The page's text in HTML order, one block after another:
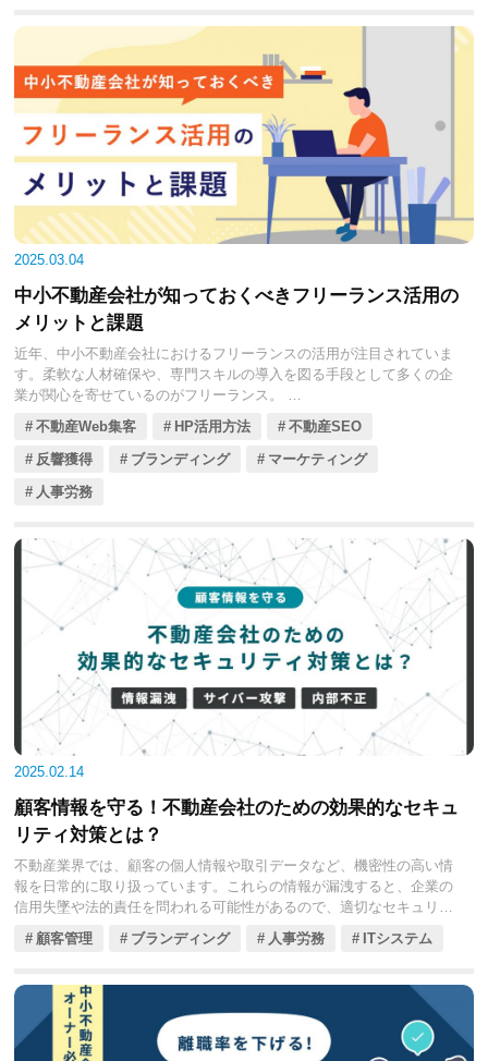
2025.03.04
中小不動産会社が知っておくべきフリーランス活用の
メリットと課題
近年、中小不動産会社におけるフリーランスの活用が注目されていま
す。柔軟な人材確保や、専門スキルの導入を図る手段として多くの企
業が関心を寄せているのがフリーランス。
しかし、フリーランス活用にはメリットだけでなく、課題も存在しま
す。今回の記事では、フリーランス活用のメリットと課題や、成功事
例、検討ポイントを見ていきましょう。
不動産Web集客 HP活用方法
不動産SEO
反響獲得
ブランディング
マーケティング
人事労務
2025.02.14
顧客情報を守る！不動産会社のための効果的なセキュ
リティ対策とは？
不動産業界では、顧客の個人情報や取引データなど、機密性の高い情
報を日常的に取り扱っています。これらの情報が漏洩すると、企業の
信用失墜や法的責任を問われる可能性があるので、適切なセキュリテ
ィ対策が必要です。
今回の記事では、不動産会社が直面する情報漏洩リスクを具体的な事
します。最新のサイバー攻撃手法や内部不正の防止策を理解し、企業
の情報資産を守りましょう。
顧客管理 ブランディング 人事労務 ITシステム